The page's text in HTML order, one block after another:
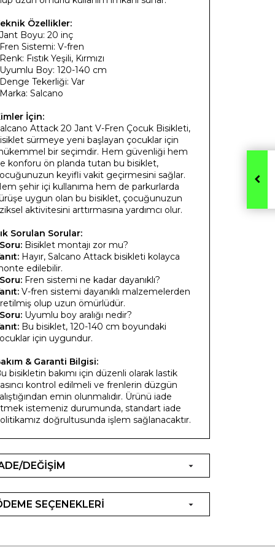
Özellikler:
Jant Boyu: 20 inç
Fren Sistemi: V-fren
Fıstık Yeşili, Kırmızı
Uyumlu Boy: 120-140 cm
Denge Tekerliği: Var
Marka: Salcano
İçin:
Attack 20 Jant V-Fren Çocuk Bisikleti,
sürmeye yeni başlayan çocuklar için
bir seçimdir. Hem güvenliği hem
konforu ön planda tutan bu bisiklet,
keyifli vakit geçirmesini sağlar.
şehir içi kullanıma hem de parkurlarda
uygun olan bu bisiklet, çocuğunuzun
aktivitesini arttırmasına yardımcı olur.
Sorulan Sorular:
Soru: Bisiklet montajı zor mu?
Hayır, Salcano Attack bisikleti kolayca
edilebilir.
Soru: Fren sistemi ne kadar dayanıklı?
V-fren sistemi dayanıklı malzemelerden
olup uzun ömürlüdür.
Soru: Uyumlu boy aralığı nedir?
Bu bisiklet, 120-140 cm boyundaki
için uygundur.
& Garanti Bilgisi:
bisikletin bakımı için düzenli olarak lastik
kontrol edilmeli ve frenlerin düzgün
emin olunmalıdır. Ürünü iade
istemeniz durumunda, standart iade
doğrultusunda işlem sağlanacaktır.
DEĞİŞİM
SEÇENEKLERİ